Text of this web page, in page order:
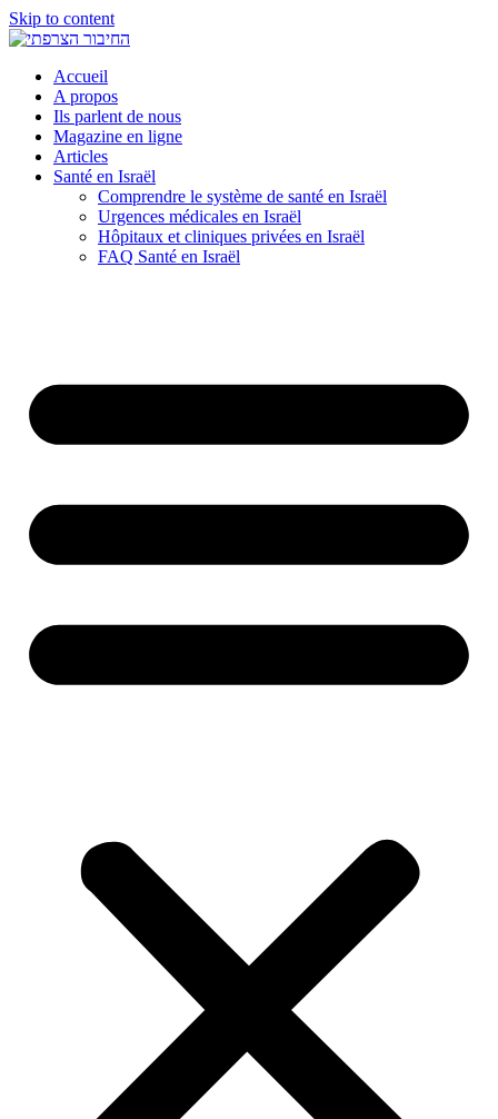
Skip to content
Accueil
A propos
Ils parlent de nous
Magazine en ligne
Articles
Santé en Israël
Comprendre le système de santé en Israël
Urgences médicales en Israël
Hôpitaux et cliniques privées en Israël
FAQ Santé en Israël